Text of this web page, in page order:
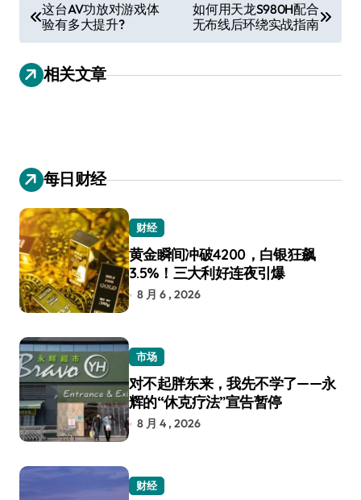
章
导
航
这台AV功放对游戏体
验有多大提升?
如何用天龙S980H配合
无布线后环绕实战指南
相关文章
每日财经
财经
黄金瞬间冲破4200，白银狂飙
3.5%！三大利好连夜引爆
8 月 6 , 2026
市场
对不起胖东来，我先不学了——永
辉的“休克疗法”宣告暂停
8 月 4 , 2026
财经